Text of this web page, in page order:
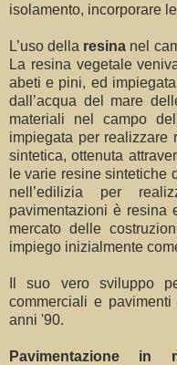
isolamento, incorporare
L’uso della resina nel
La resina vegetale
abeti e pini, ed
dall’acqua del mare
materiali nel campo
impiegata per realizzare
sintetica, ottenuta
le varie resine sintetiche
nell’edilizia per
pavimentazioni è resina
mercato delle
impiego inizialmente
Il suo vero sviluppo
commerciali e
anni '90.
Pavimentazione in